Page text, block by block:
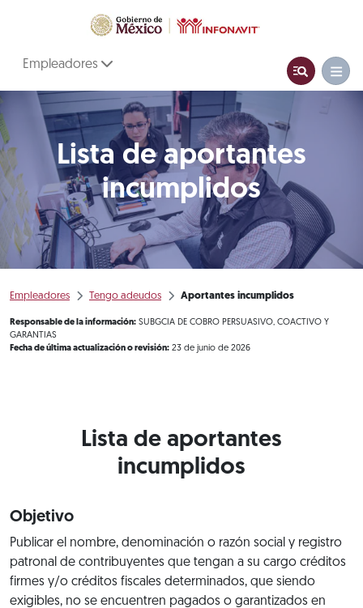
Empleadores
Lista de aportantes
incumplidos
Empleadores Tengo adeudos Aportantes incumplidos
Responsable de la información: SUBGCIA DE COBRO PERSUASIVO, COACTIVO Y
GARANTIAS
Fecha de última actualización o revisión: 23 de junio de 2026
Lista de aportantes
incumplidos
Objetivo
Publicar el nombre, denominación o razón social y registro
patronal de contribuyentes que tengan a su cargo créditos
firmes y/o créditos fiscales determinados, que siendo
exigibles, no se encuentren pagados o garantizados en